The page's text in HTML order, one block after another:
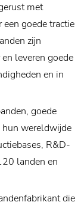
met
goede tractie
zijn
leveren goede
en in
goede
hun wereldwijde
R&D-
landen en
die